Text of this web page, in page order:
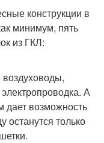
конструкции в
минимум, пять
из ГКЛ:
А
дает возможность
останутся только